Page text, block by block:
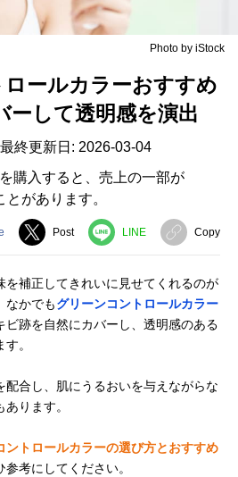
Photo by iStock
ールカラーおすすめ
ーして透明感を演出
最終更新日: 2026-03-04
購入すると、売上の一部が
があります。
Post LINE Copy
を補正してきれいに見せてくれるのが
なかでもグリーンコントロールカラー
ビ跡を自然にカバーし、透明感のある
。
配合し、肌にうるおいを与えながらな
ります。
ントロールカラーの選び方とおすすめ
考にしてください。